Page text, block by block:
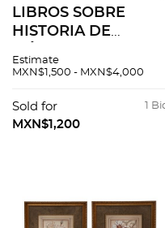
LIBROS SOBRE
HISTORIA DE
CONVENTOS DEL
TEMPLO MAYOR /
ARQUITECTURA
Estimate
MXN$1,500 - MXN$4,000
1
Sold for
MXN$1,200